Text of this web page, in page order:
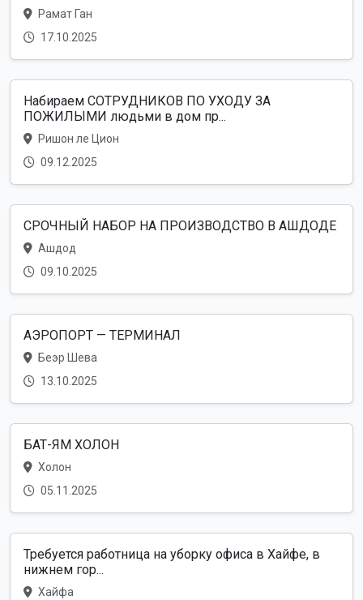
Рамат Ган
17.10.2025
Набираем СОТРУДНИКОВ ПО УХОДУ ЗА
ПОЖИЛЫМИ людьми в дом пр...
Ришон ле Цион
09.12.2025
СРОЧНЫЙ НАБОР НА ПРОИЗВОДСТВО В АШДОДЕ
Ашдод
09.10.2025
АЭРОПОРТ — ТЕРМИНАЛ
Беэр Шева
13.10.2025
БАТ-ЯМ ХОЛОН
Холон
05.11.2025
Требуется работница на уборку офиса в Хайфе, в
нижнем гор...
Хайфа